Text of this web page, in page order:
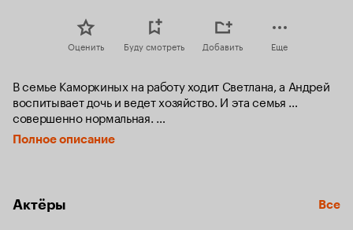
Оценить Буду смотреть Добавить Еще
В семье Каморкиных на работу ходит Светлана, а Андрей
воспитывает дочь и ведет хозяйство. И эта семья …
совершенно нормальная.
В нашем мире матриархат, и женщины являют собой
воспитании детей.  И настает момент, когда и домохозяин,
и карьеристка захотят изменить свою жизнь и, наконец,
Полное описание
Актёры Все